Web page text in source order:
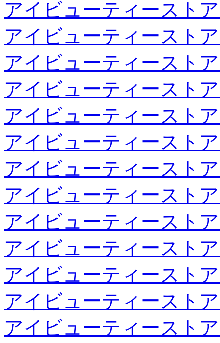
アイビューティースト
アイビューティースト
アイビューティースト
アイビューティースト
アイビューティースト
アイビューティースト
アイビューティースト
アイビューティースト
アイビューティースト
アイビューティースト
アイビューティースト
アイビューティースト
アイビューティースト